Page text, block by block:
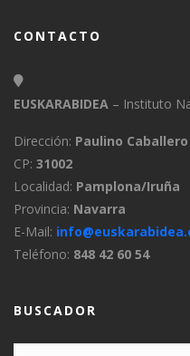
CONTACTO
EUSKARABIDEA – Instituto
Dirección: Paulino Caballero
CP: 31002
Localidad: Pamplona/Iruña
Provincia: Navarra
E-Mail:
Teléfono: 848 42 60 54
BUSCADOR